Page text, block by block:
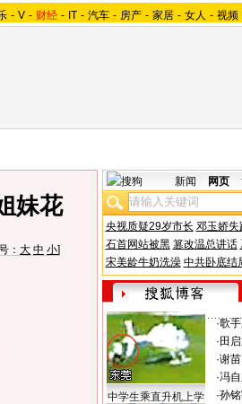
- V - 财经 - IT - 汽车 - 房产 - 家居 - 女人 - 视频
妹花
： 大 中 小]
新闻 网页
央视质疑29岁市长 邓玉娇失
石首网站被黑 篡改温总讲话
宋美龄牛奶洗澡 中共卧底结
中学生乘直升机上学
·歌
· 田
·谢苗|
·冯
·孙